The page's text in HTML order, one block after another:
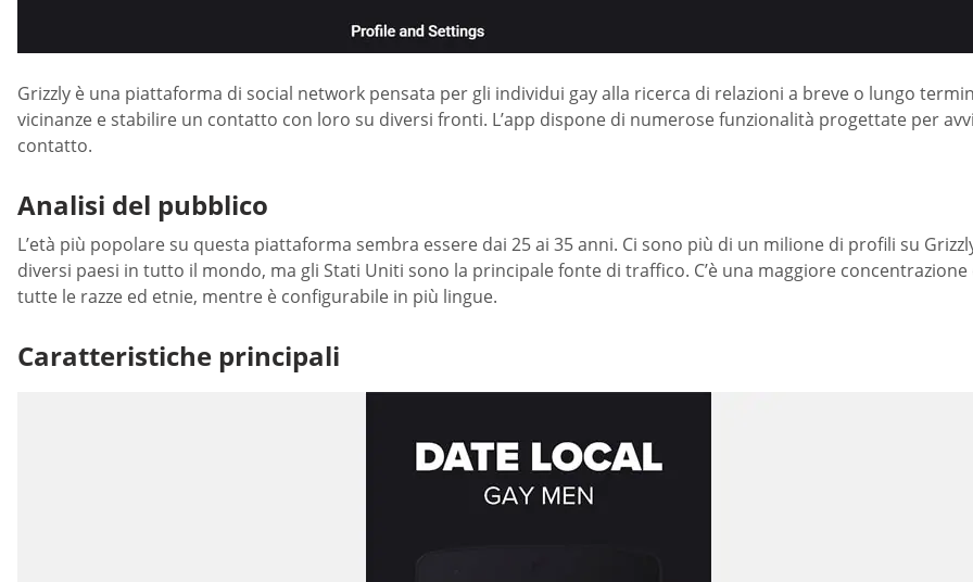
Grizzly è una piattaforma di social network pensata per gli individui gay alla ricerca di relazioni a breve o lungo
vicinanze e stabilire un contatto con loro su diversi fronti. L’app dispone di numerose funzionalità progettate per
contatto.
Analisi del pubblico
L’età più popolare su questa piattaforma sembra essere dai 25 ai 35 anni. Ci sono più di un milione di profili su
diversi paesi in tutto il mondo, ma gli Stati Uniti sono la principale fonte di traffico. C’è una maggiore
tutte le razze ed etnie, mentre è configurabile in più lingue.
Caratteristiche principali